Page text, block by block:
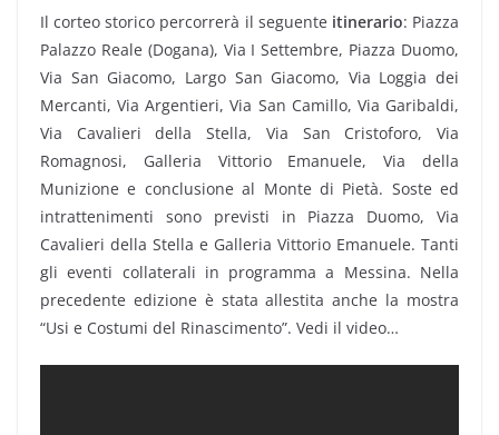
Il corteo storico percorrerà il seguente itinerario: Piazza
Palazzo Reale (Dogana), Via I Settembre, Piazza Duomo,
Via San Giacomo, Largo San Giacomo, Via Loggia dei
Mercanti, Via Argentieri, Via San Camillo, Via Garibaldi,
Via Cavalieri della Stella, Via San Cristoforo, Via
Romagnosi, Galleria Vittorio Emanuele, Via della
Munizione e conclusione al Monte di Pietà. Soste ed
intrattenimenti sono previsti in Piazza Duomo, Via
Cavalieri della Stella e Galleria Vittorio Emanuele. Tanti
gli eventi collaterali in programma a Messina. Nella
precedente edizione è stata allestita anche la mostra
“Usi e Costumi del Rinascimento”. Vedi il video…